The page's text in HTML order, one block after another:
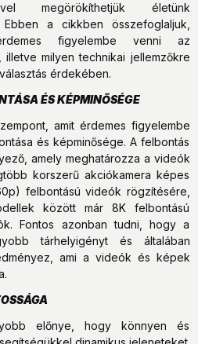
megörökíthetjük életünk
Ebben a cikkben összefoglaljuk,
figyelembe venni az
illetve milyen technikai jellemzőkre
érdekében.
ÉS KÉPMINŐSÉGE
amit érdemes figyelembe
és képminősége. A felbontás
amely meghatározza a videók
korszerű akciókamera képes
felbontású videók rögzítésére,
között már 8K felbontású
Fontos azonban tudni, hogy a
tárhelyigényt és általában
ami a videók és képek
előnye, hogy könnyen és